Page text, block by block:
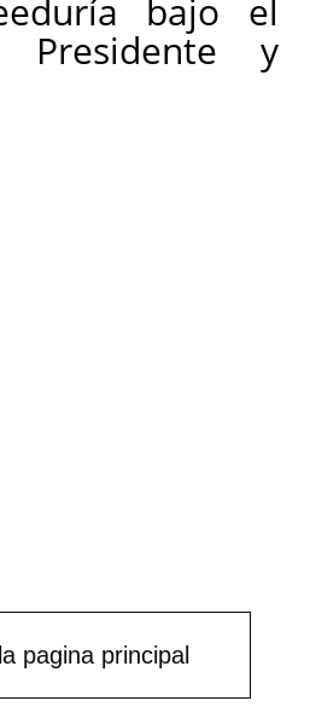
bajo el
y
pagina principal